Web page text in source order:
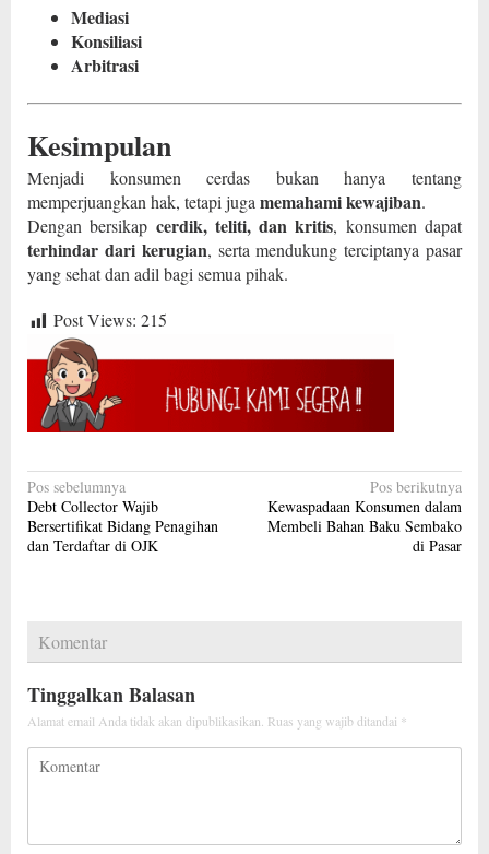
Mediasi
Konsiliasi
Arbitrasi
Kesimpulan
Menjadi konsumen cerdas bukan hanya tentang
memperjuangkan hak, tetapi jugamemahami kewajiban.
Dengan bersikap cerdik, teliti, dan kritis, konsumen dapat
terhindar dari kerugian, serta mendukung terciptanya pasar
yang sehat dan adil bagi semua pihak.
Post Views: 215
Navigasi
pos
Pos sebelumnya
Debt Collector Wajib
Bersertifikat Bidang Penagihan
dan Terdaftar di OJK
Pos berikutnya
Kewaspadaan Konsumen dalam
Membeli Bahan Baku Sembako
di Pasar
Komentar
Tinggalkan Balasan
Alamat email Anda tidak akan dipublikasikan. Ruas yang wajib ditandai *